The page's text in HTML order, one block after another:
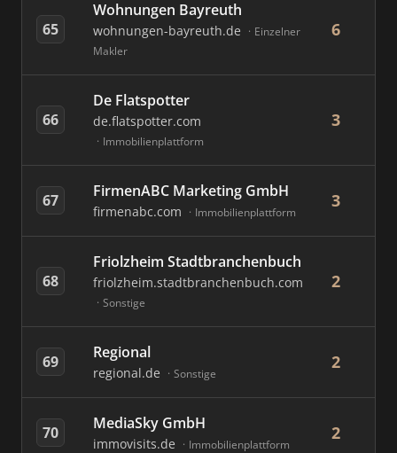
65
Wohnungen Bayreuth
wohnungen-bayreuth.de
Einzelner
Makler
6
66
De Flatspotter
de.flatspotter.com
Immobilienplattform
3
67 FirmenABC Marketing GmbH
firmenabc.com Immobilienplattform
3
68
Friolzheim Stadtbranchenbuch
friolzheim.stadtbranchenbuch.com
Sonstige
2
69 Regional
regional.de Sonstige
2
70 MediaSky GmbH
immovisits.de Immobilienplattform
2